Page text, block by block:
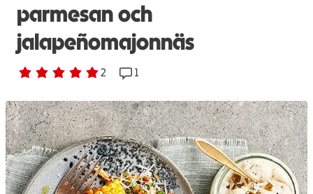
parmesan och
jalapeñomajonnäs
Betyg 5 av 5. 2
2 personer har röstatReceptet har 1 kommentarer
1